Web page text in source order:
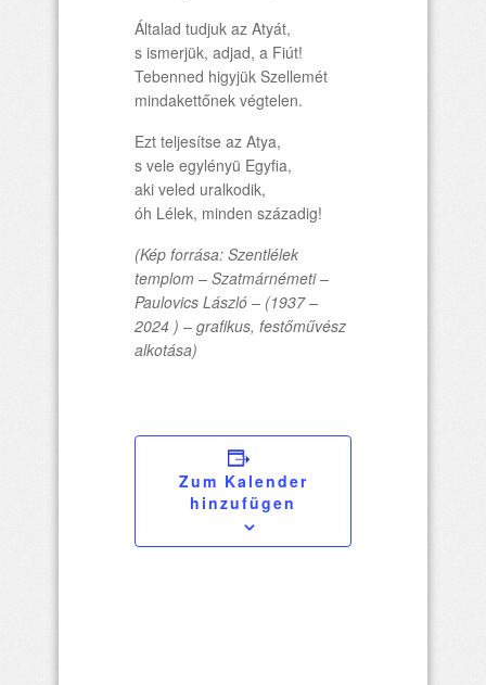
Általad tudjuk az Atyát,
s ismerjük, adjad, a Fiút!
Tebenned higyjük Szellemét
mindakettőnek végtelen.
Ezt teljesítse az Atya,
s vele egylényü Egyfia,
aki veled uralkodik,
óh Lélek, minden századig!
(Kép forrása: Szentlélek
templom – Szatmárnémeti –
Paulovics László – (1937 –
2024 ) – grafikus, festőművész
alkotása)
Zum Kalender
hinzufügen